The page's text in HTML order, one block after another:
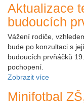
Aktualizace
budoucích
Vážení rodiče,
bude po konzultaci s
budoucích prvňáčků
pochopení.
Zobrazit více
Minifotbal